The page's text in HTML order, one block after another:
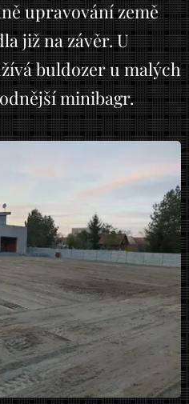
upravování země
již na závěr. U
buldozer u malých
minibagr.